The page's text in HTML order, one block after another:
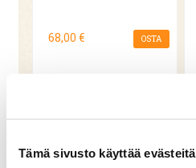
Tämä sivusto käyttää evästeitä
68,00 € OSTA